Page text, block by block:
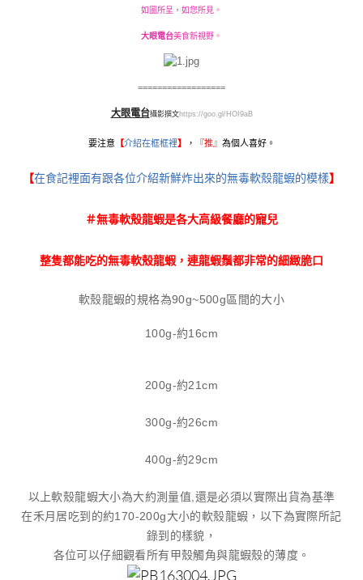
如圖所呈，如您所見。
大眼電台美食新視野。
==================
大眼電台攝影撰文https://goo.gl/HOI9aB
要注意【介紹在框框裡】 ， 『推』 為個人喜好。
【在食記裡面有跟各位介紹新鮮炸出來的無毒軟殼龍蝦的模樣】
＃無毒軟殼龍蝦是各大高級餐廳的寵兒
整隻都能吃的無毒軟殼龍蝦，連龍蝦鬚都非常的細緻脆口
​軟殼龍蝦的規格為90g~500g區間的大小
100g-約16cm
​200g-約21cm
300g-約26cm
400g-約29cm
以上軟殼龍蝦大小為大約測量值,還是必須以實際出貨為基準
在禾月居吃到的約170-200g大小的軟殼龍蝦，以下為實際所記
錄到的樣貌，
各位可以仔細觀看所有甲殼觸角與龍蝦殼的薄度。